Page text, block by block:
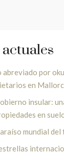
por
en
insular:
en
mundial